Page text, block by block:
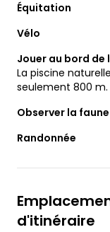
Équitation
Vélo
Jouer au bord de
La piscine
seulement 800 m.
Observer la faune
Randonnée
d'itinéraire